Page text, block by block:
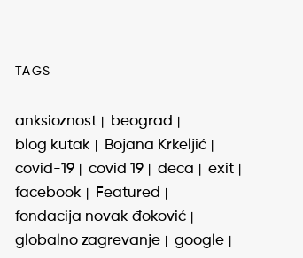
TAGS
anksioznost
beograd
blog kutak
Bojana Krkeljić
covid-19
covid 19 deca
exit
facebook
Featured
fondacija novak đoković
globalno zagrevanje
google